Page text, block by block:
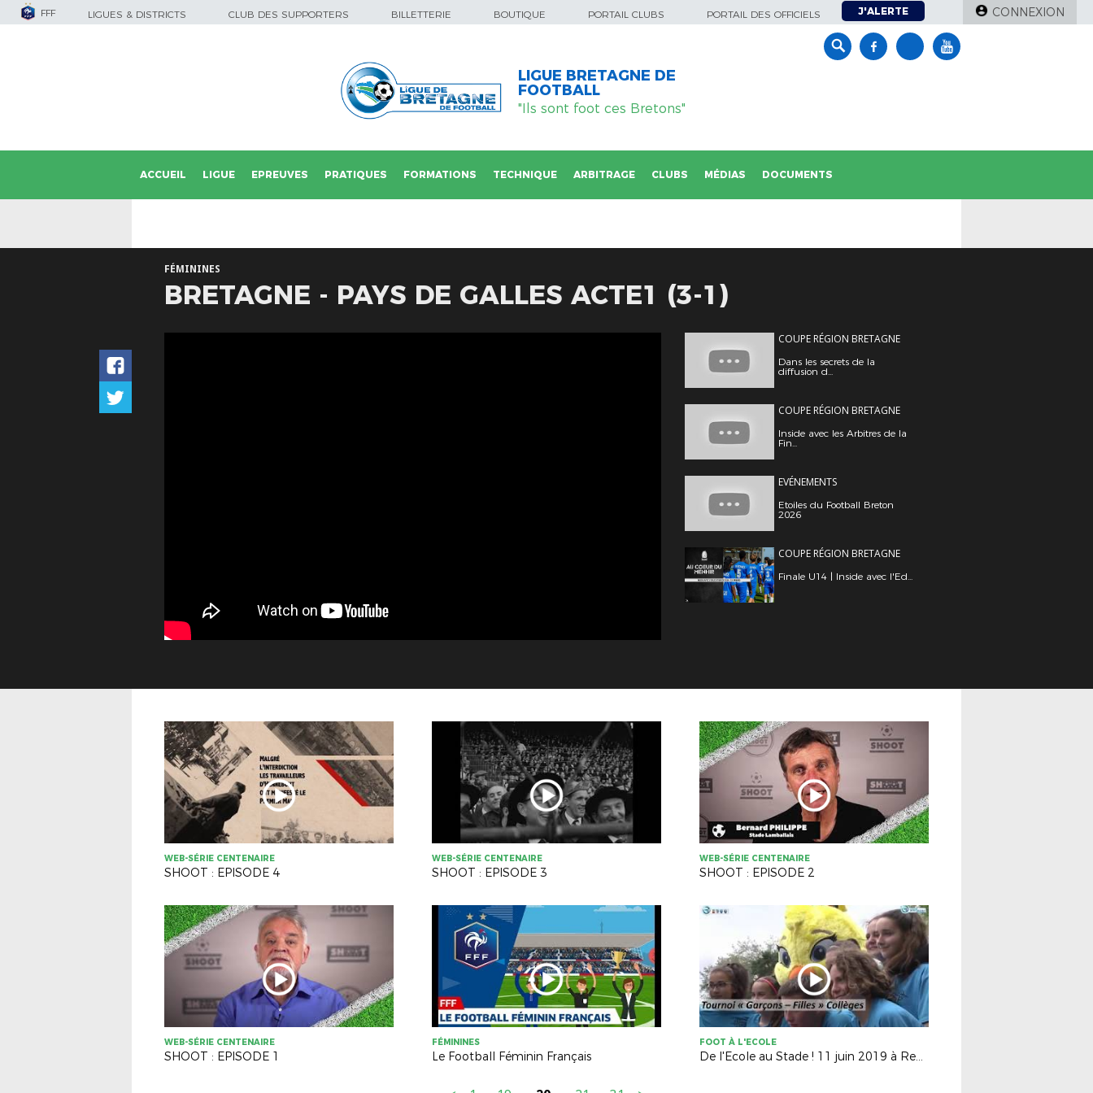
FFF LIGUES & DISTRICTS CLUB DES SUPPORTERS BILLETTERIE BOUTIQUE PORTAIL CLUBS PORTAIL DES OFFICIELS J'ALERTE CONNEXION
LIGUE BRETAGNE DE
FOOTBALL
"Ils sont foot ces Bretons"
ACCUEIL LIGUE EPREUVES PRATIQUES FORMATIONS TECHNIQUE ARBITRAGE CLUBS MÉDIAS DOCUMENTS
FÉMININES
BRETAGNE - PAYS DE GALLES ACTE1 (3-1)
COUPE RÉGION BRETAGNE
Dans les secrets de la
diffusion d...
COUPE RÉGION BRETAGNE
Inside avec les Arbitres de la
Fin...
EVÉNEMENTS
Etoiles du Football Breton
2026
COUPE RÉGION BRETAGNE
Finale U14 | Inside avec l'Ed...
WEB-SÉRIE CENTENAIRE
SHOOT : EPISODE 4
WEB-SÉRIE CENTENAIRE
SHOOT : EPISODE 3
WEB-SÉRIE CENTENAIRE
SHOOT : EPISODE 2
WEB-SÉRIE CENTENAIRE
SHOOT : EPISODE 1
FÉMININES
Le Football Féminin Français
FOOT À L'ECOLE
De l'Ecole au Stade ! 11 juin 2019 à Rennes